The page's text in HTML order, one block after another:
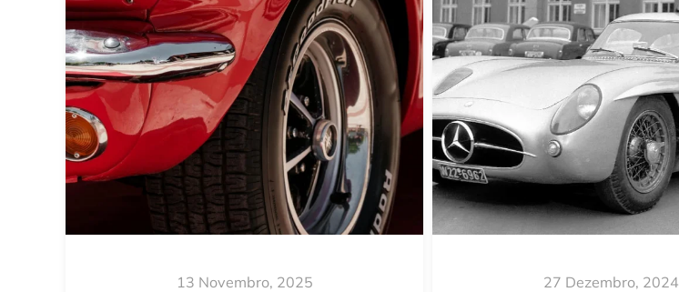
13 Novembro, 2025 27 Dezembro, 2024